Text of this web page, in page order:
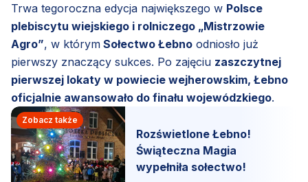
Trwa tegoroczna edycja największego w Polsce
plebiscytu wiejskiego i rolniczego „Mistrzowie
Agro”, w którym Sołectwo Łebno odniosło już
pierwszy znaczący sukces. Po zajęciu zaszczytnej
pierwszej lokaty w powiecie wejherowskim, Łebno
oficjalnie awansowało do finału wojewódzkiego.
Zobacz także
Rozświetlone Łebno!
Świąteczna Magia
wypełniła sołectwo!